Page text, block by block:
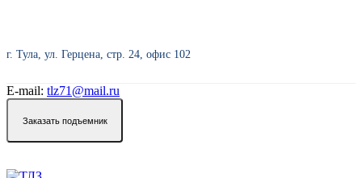
г. Тула, ул. Герцена, стр. 24, офис 102
E-mail: tlz71@mail.ru
Заказать подъемник